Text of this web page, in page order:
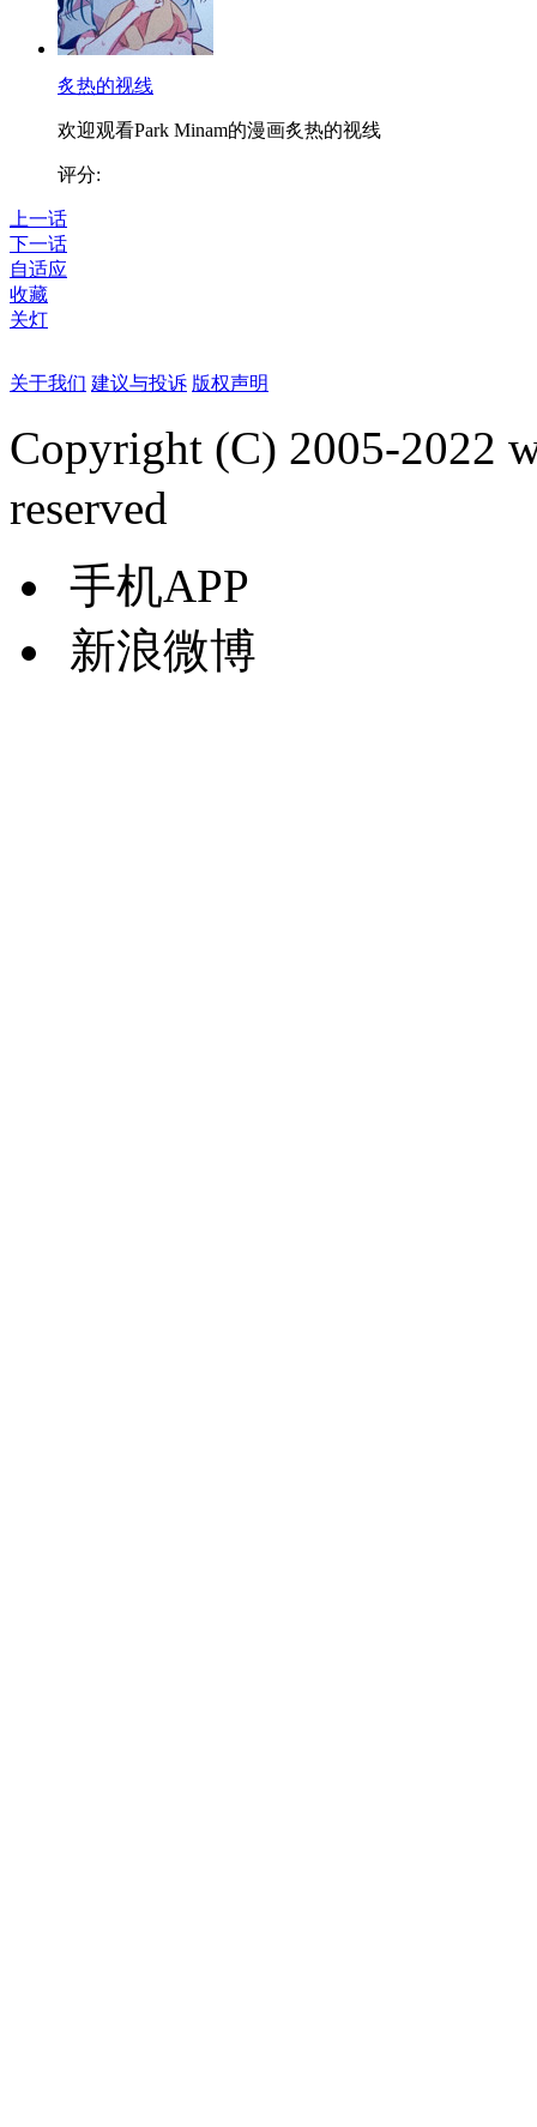
炙热的视线
欢迎观看Park Minam的漫画炙热的视线
评分:
上一话
下一话
自适应
收藏
关灯
关于我们 建议与投诉 版权声明
Copyright (C) 2005-2022
reserved
手机APP
新浪微博